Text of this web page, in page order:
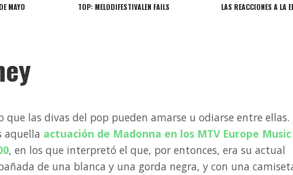
MAYO TOP: MELODIFESTIVALEN FAILS LAS REACCIONES A LA
que las divas del pop pueden amarse u odiarse entre ellas.
aquella actuación de Madonna en los MTV Europe Music
, en los que interpretó el que, por entonces, era su actual
de una blanca y una gorda negra, y con una